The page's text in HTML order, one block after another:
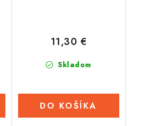
Skladom
11,30 €
DO KOŠÍKA